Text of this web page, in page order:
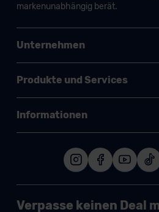
markenunabhängig berät.
Unternehmen
Produkte und Services
Informationen
Verpasse keinen Deal